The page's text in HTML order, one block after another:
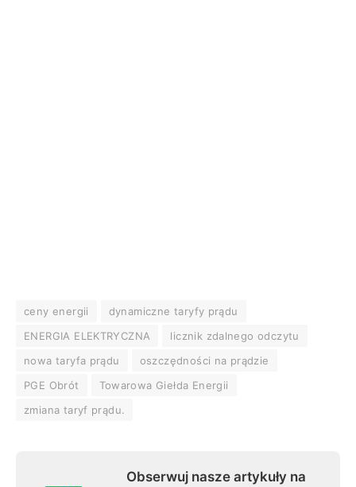
ceny energii
dynamiczne taryfy prądu
ENERGIA ELEKTRYCZNA
licznik zdalnego odczytu
nowa taryfa prądu
oszczędności na prądzie
PGE Obrót
Towarowa Giełda Energii
zmiana taryf prądu.
Obserwuj nasze artykuły na